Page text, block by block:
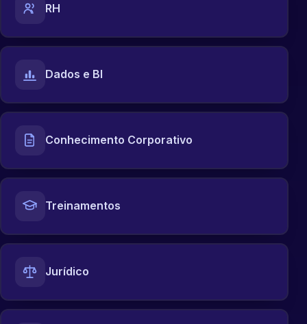
RH
Dados e BI
Conhecimento Corporativo
Treinamentos
Jurídico